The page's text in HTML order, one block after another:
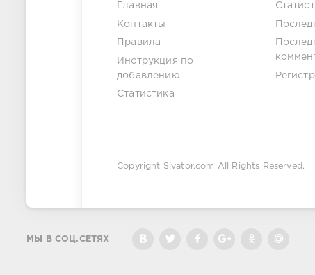
Главная
Контакты
Правила
Инструкция по
добавлению
Статистика
Copyright Sivator.com All Rights Reserved.
МЫ В СОЦ.СЕТЯХ